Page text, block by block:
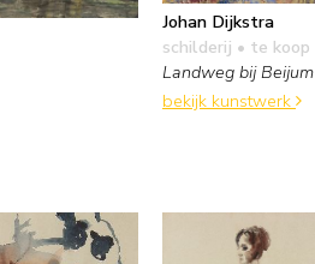
Johan Dijkstra
schilderij • te koop
Landweg bij Beijum
bekijk kunstwerk